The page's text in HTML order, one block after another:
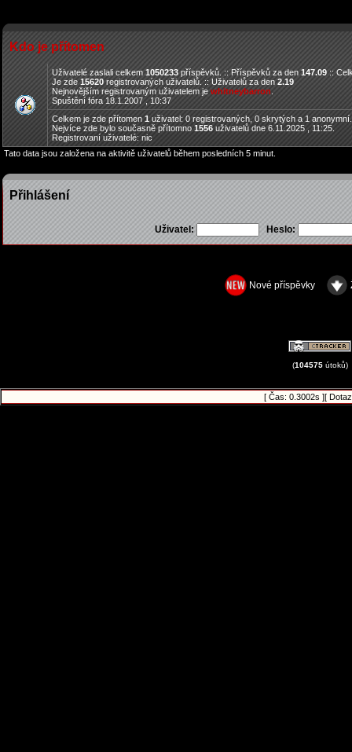
Kdo je přítomen
Uživatelé zaslali celkem1050233příspěvků. :: Příspěvků za den147.09::
Je zde15620 registrovaných uživatelů. :: Uživatelů za den2.19
Nejnovějším registrovaným uživatelem jewhitneybarron
Spuštění fóra 18.1.2007 , 10:37
Celkem je zde přítomen 1 uživatel: 0 registrovaných, 0 skrytých a 1
Nejvíce zde bylo současně přítomno 1556 uživatelů dne 6.11.2025 , 11:25.
Registrovaní uživatelé: nic
Tato data jsou založena na aktivitě uživatelů během posledních 5 minut.
Přihlášení
Uživatel: Heslo:
Nové příspěvky
(104575útoků)
[ Čas: 0.3002s ][